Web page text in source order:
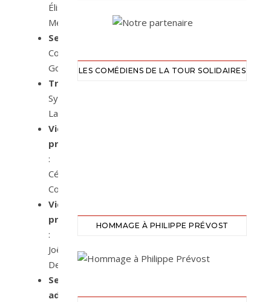
Élisabeth
Merly
Secrétaire
Corinne
Goutard
Trésorière
Sylvie
Langlois
Vice-
présidente
:
Céline
Collet
Vice-
présidente
:
Joëlle
Devaux
Secrétaire
adjointe
LES COMÉDIENS DE LA TOUR SOLIDAIRES
HOMMAGE À PHILIPPE PRÉVOST